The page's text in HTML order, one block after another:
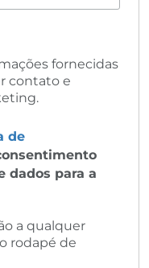
fornecidas
contato e
de
dados para a
a qualquer
rodapé de